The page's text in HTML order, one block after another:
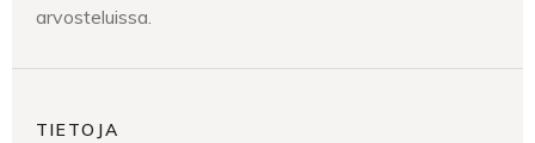
arvosteluissa.
TIETOJA